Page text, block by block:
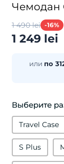
Чемодан
1 490 lei -16%
1 249 lei
или по
Выберите
Travel Case
S Plus